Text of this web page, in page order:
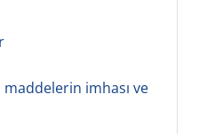
imhası ve